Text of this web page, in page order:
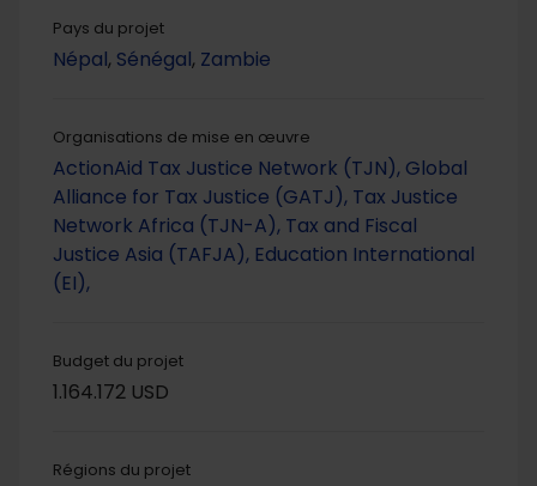
Pays du projet
Népal, Sénégal, Zambie
Organisations de mise en œuvre
ActionAid Tax Justice Network (TJN), Global
Alliance for Tax Justice (GATJ), Tax Justice
Network Africa (TJN-A), Tax and Fiscal
Justice Asia (TAFJA), Education International
(EI),
Budget du projet
1.164.172 USD
Régions du projet